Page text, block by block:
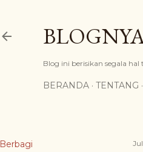
Blog ini berisikan segala
BERANDA TENTANG
Berbagi